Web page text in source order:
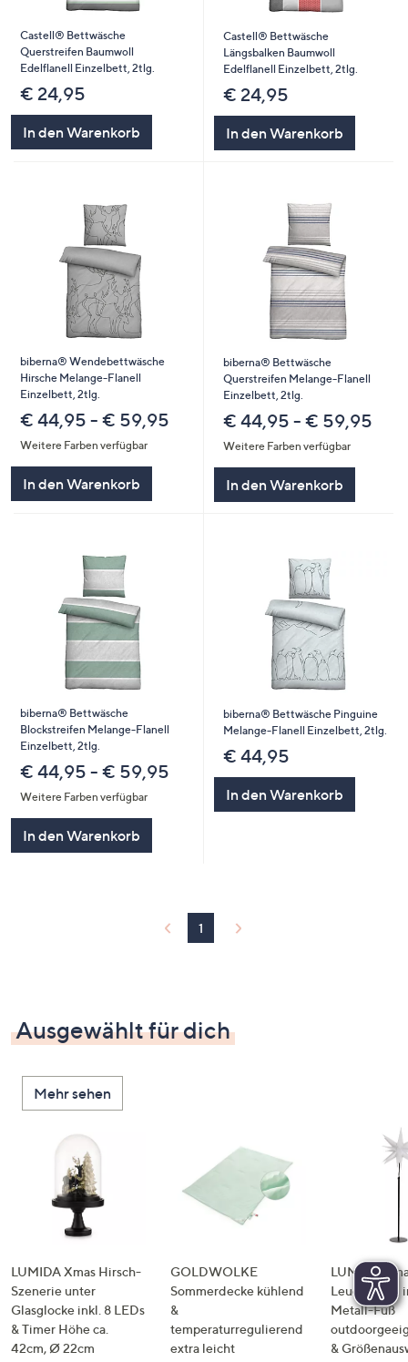
Castell® Bettwäsche
Querstreifen Baumwoll
Edelflanell Einzelbett, 2tlg.
€ 24,95
In den Warenkorb
Castell® Bettwäsche
Längsbalken Baumwoll
Edelflanell Einzelbett, 2tlg.
€ 24,95
In den Warenkorb
biberna® Wendebettwäsche
Hirsche Melange-Flanell
Einzelbett, 2tlg.
€ 44,95 - € 59,95
Weitere Farben verfügbar
In den Warenkorb
biberna® Bettwäsche
Querstreifen Melange-Flanell
Einzelbett, 2tlg.
€ 44,95 - € 59,95
Weitere Farben verfügbar
In den Warenkorb
biberna® Bettwäsche
Blockstreifen Melange-Flanell
Einzelbett, 2tlg.
€ 44,95 - € 59,95
Weitere Farben verfügbar
In den Warenkorb
biberna® Bettwäsche Pinguine
Melange-Flanell Einzelbett, 2tlg.
€ 44,95
In den Warenkorb
1
Ausgewählt für dich
Mehr sehen
LUMIDA Xmas Hirsch-
Szenerie unter
Glasglocke inkl. 8 LEDs
& Timer Höhe ca.
42cm, Ø 22cm
GOLDWOLKE
Sommerdecke kühlend
&
temperaturregulierend
extra leicht
LUMIDA
Leuchtstern
Metall-Fuß
&